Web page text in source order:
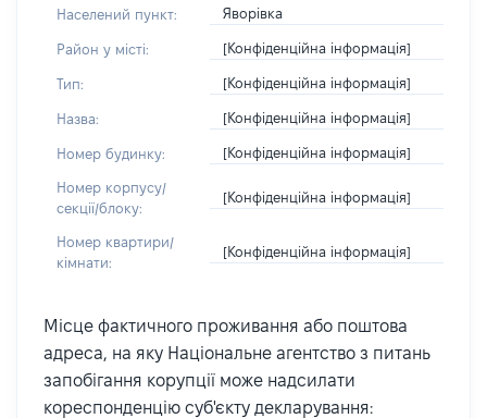
Населений пункт: Яворівка
Район у місті: [Конфіденційна інформація]
Тип: [Конфіденційна інформація]
Назва: [Конфіденційна інформація]
Номер будинку: [Конфіденційна інформація]
Номер корпусу/
секції/блоку:
[Конфіденційна інформація]
Номер квартири/
кімнати:
[Конфіденційна інформація]
Місце фактичного проживання або поштова
адреса, на яку Національне агентство з питань
запобігання корупції може надсилати
кореспонденцію суб'єкту декларування: